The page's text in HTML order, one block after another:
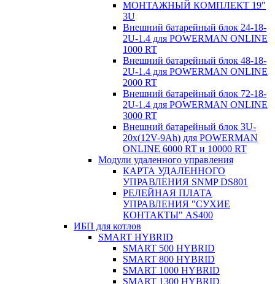
МОНТАЖНЫЙ КОМПЛЕКТ 19"
3U
Внешний батарейный блок 24-18-
2U-1.4 для POWERMAN ONLINE
1000 RT
Внешний батарейный блок 48-18-
2U-1.4 для POWERMAN ONLINE
2000 RT
Внешний батарейный блок 72-18-
2U-1.4 для POWERMAN ONLINE
3000 RT
Внешний батарейный блок 3U-
20x(12V-9Ah) для POWERMAN
ONLINE 6000 RT и 10000 RT
Модули удаленного управления
КАРТА УДАЛЕННОГО
УПРАВЛЕНИЯ SNMP DS801
РЕЛЕЙНАЯ ПЛАТА
УПРАВЛЕНИЯ "СУХИЕ
КОНТАКТЫ" AS400
ИБП для котлов
SMART HYBRID
SMART 500 HYBRID
SMART 800 HYBRID
SMART 1000 HYBRID
SMART 1300 HYBRID